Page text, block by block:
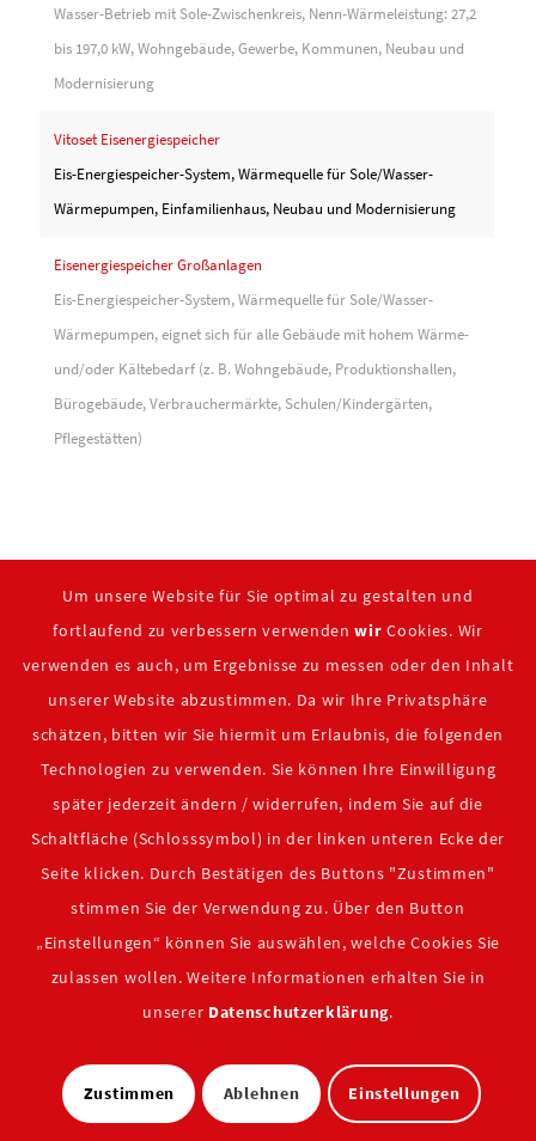
Wasser-Betrieb mit Sole-Zwischenkreis, Nenn-Wärmeleistung: 27,2
bis 197,0 kW, Wohngebäude, Gewerbe, Kommunen, Neubau und
Modernisierung
Vitoset Eisenergiespeicher
Eis-Energiespeicher-System, Wärmequelle für Sole/Wasser-
Wärmepumpen, Einfamilienhaus, Neubau und Modernisierung
Eisenergiespeicher Großanlagen
Eis-Energiespeicher-System, Wärmequelle für Sole/Wasser-
Wärmepumpen, eignet sich für alle Gebäude mit hohem Wärme-
und/oder Kältebedarf (z. B. Wohngebäude, Produktionshallen,
Bürogebäude, Verbrauchermärkte, Schulen/Kindergärten,
Pflegestätten)
Wärmepumpe - in knapp
Umbau abgeschlossen
Reber GmbH
Wiesener Straße 99
97833 Frammersbach
Tel. 09355 97400
Büro Frankfurt
Güntherstr. 28–30
60528 Frankfurt/Main (Niederrad)
Tel. 069 67725242
Gebiet für Heizung und Sanitär
Wir sind Mitglied:
2026 Reber GmbH Industrie- und Haustechnik
Downloads Impressum Datenschutz
Um unsere Website für Sie optimal zu gestalten und
fortlaufend zu verbessern verwendenwir Cookies. Wir
verwenden es auch, um Ergebnisse zu messen oder den Inhalt
unserer Website abzustimmen. Da wir Ihre Privatsphäre
schätzen, bitten wir Sie hiermit um Erlaubnis, die folgenden
Technologien zu verwenden. Sie können Ihre Einwilligung
später jederzeit ändern / widerrufen, indem Sie auf die
Schaltfläche (Schlosssymbol) in der linken unteren Ecke der
Seite klicken. Durch Bestätigen des Buttons "Zustimmen"
stimmen Sie der Verwendung zu. Über den Button
„Einstellungen“ können Sie auswählen, welche Cookies Sie
zulassen wollen. Weitere Informationen erhalten Sie in
unserer Datenschutzerklärung.
Zustimmen Ablehnen Einstellungen